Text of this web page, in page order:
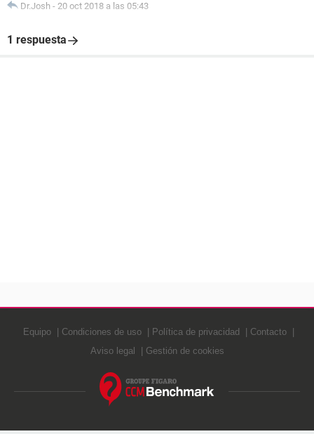
Dr.Josh - 20 oct 2018 a las 05:43
1 respuesta
Equipo Condiciones de uso Política de privacidad
Contacto
Aviso legal
Gestión de cookies